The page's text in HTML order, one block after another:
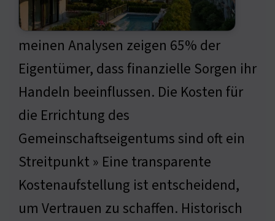
meinen Analysen zeigen 65% der
Eigentümer, dass finanzielle Sorgen ihr
Handeln beeinflussen. Die Kosten für
die Errichtung des
Gemeinschaftseigentums sind oft ein
Streitpunkt » Eine transparente
Kostenaufstellung ist entscheidend,
um Vertrauen zu schaffen. Historisch